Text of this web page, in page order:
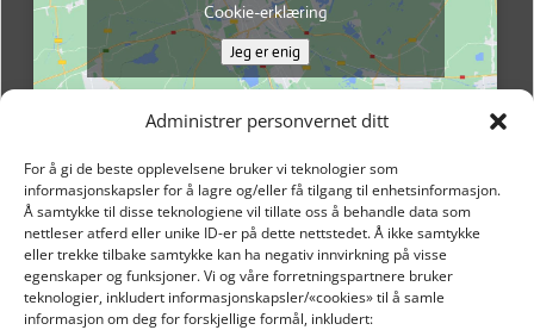
Administrer personvernet ditt
For å gi de beste opplevelsene bruker vi teknologier som
informasjonskapsler for å lagre og/eller få tilgang til enhetsinformasjon.
Å samtykke til disse teknologiene vil tillate oss å behandle data som
nettleser atferd eller unike ID-er på dette nettstedet. Å ikke samtykke
eller trekke tilbake samtykke kan ha negativ innvirkning på visse
egenskaper og funksjoner. Vi og våre forretningspartnere bruker
teknologier, inkludert informasjonskapsler/«cookies» til å samle
informasjon om deg for forskjellige formål, inkludert:
Cookie-erklæring
Jeg er enig